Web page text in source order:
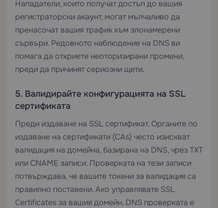
Нападатели, които получат достъп до вашия
регистраторски акаунт, могат мълчаливо да
пренасочат вашия трафик към злонамерени
сървъри. Редовното наблюдение на DNS ви
помага да откриете неоторизирани промени,
преди да причинят сериозни щети.
5. Валидирайте конфигурацията на SSL
сертификата
Преди издаване на SSL сертификат, Органите по
издаване на сертификати (CAs) често изискват
валидация на домейна, базирана на DNS, чрез TXT
или CNAME записи. Проверката на тези записи
потвърждава, че вашите токени за валидация са
правилно поставени. Ако управлявате SSL
Certificates за вашия домейн, DNS проверката е